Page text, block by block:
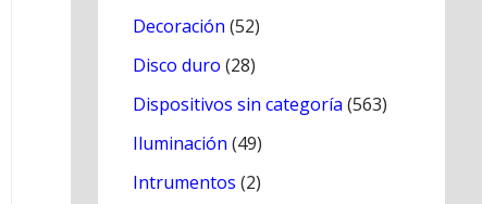
Decoración (52)
Disco duro (28)
Dispositivos sin categoría (563)
Iluminación (49)
Intrumentos (2)